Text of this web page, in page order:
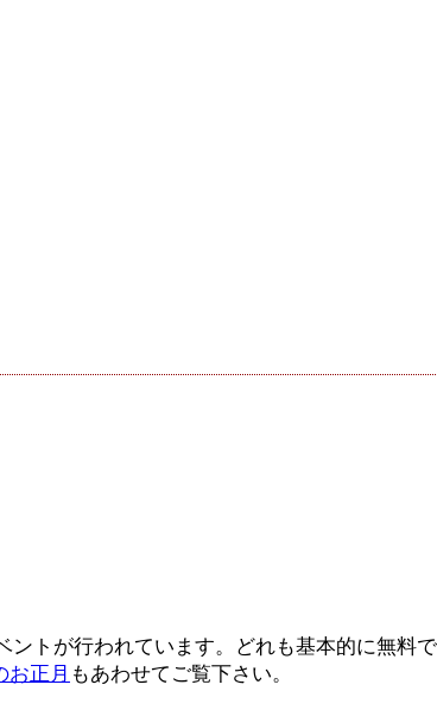
トが行われています。どれも基本的に無料
お正月 もあわせてご覧下さい。